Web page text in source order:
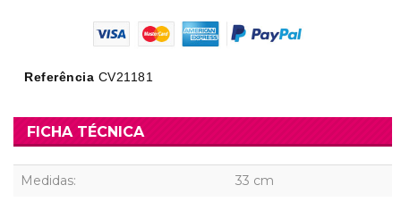
Referência CV21181
FICHA TÉCNICA
Medidas: 33 cm